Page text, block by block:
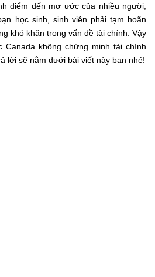
điểm đến mơ ước của nhiều người,
học sinh, sinh viên phải tạm hoãn
khó khăn trong vấn đề tài chính. Vậy
không chứng minh tài chính
lời sẽ nằm dưới bài viết này bạn nhé!